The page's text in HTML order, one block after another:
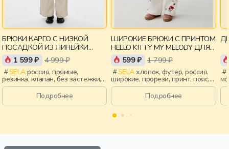
БРЮКИ КАРГО С НИЗКОЙ
ПОСАДКОЙ ИЗ ЛИНЕЙКИ
YOUNG1 599 ₽ 4 999 ₽
SELAроссия, прямые,
резинка, клапан, без застежки,
пояс, девочки,
старшеклассники, дети
Подробнее
ШИРОКИЕ БРЮКИ С ПРИНТОМ
HELLO KITTY MY MELODY ДЛЯ
ДЕВОЧЕК
599 ₽ 1 799 ₽
SELAхлопок, футер, россия,
широкие, прорези, принт, пояс,
эластичные, девочки, дети
Подробнее